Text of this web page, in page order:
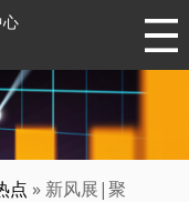
点 » 新风展|聚